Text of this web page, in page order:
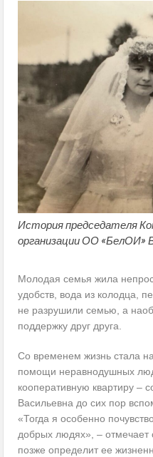
История председателя
организации ОО «БелОИ»
Молодая семья жила
удобств, вода из колодца,
не разрушили семью, а
поддержку друг друга.
Со временем жизнь стала
помощи неравнодушных
кооперативную квартиру –
Васильевна до сих пор
«Тогда я особенно
добрых людях», –
позже определит ее